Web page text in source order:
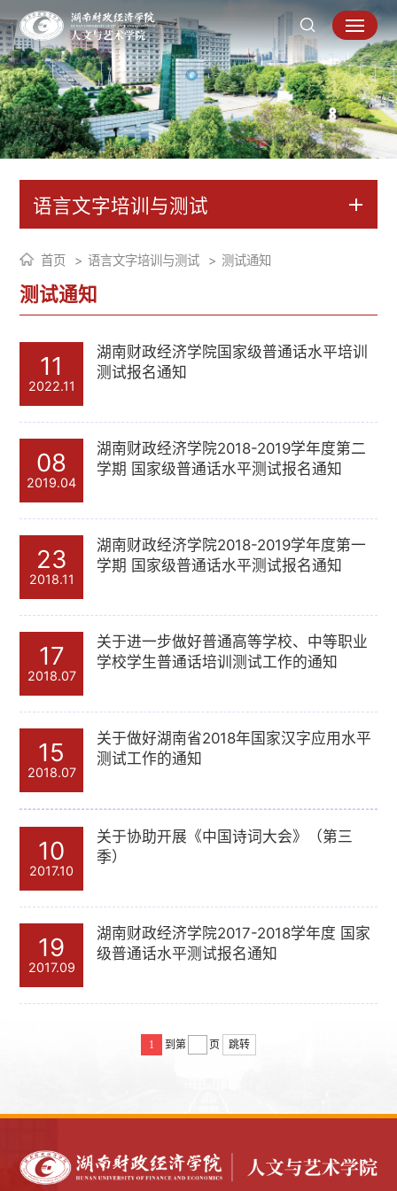
语言文字培训与测试
测试通知
首页 语言文字培训与测试 测试通知
11
2022.11
湖南财政经济学院国家级普通话水平培训
测试报名通知
08
2019.04
湖南财政经济学院2018-2019学年度第二
学期 国家级普通话水平测试报名通知
23
2018.11
湖南财政经济学院2018-2019学年度第一
学期 国家级普通话水平测试报名通知
17
2018.07
关于进一步做好普通高等学校、中等职业
学校学生普通话培训测试工作的通知
15
2018.07
关于做好湖南省2018年国家汉字应用水平
测试工作的通知
10
2017.10
关于协助开展《中国诗词大会》（第三
季）
19
2017.09
湖南财政经济学院2017-2018学年度 国家
级普通话水平测试报名通知
1 到第 页 跳转